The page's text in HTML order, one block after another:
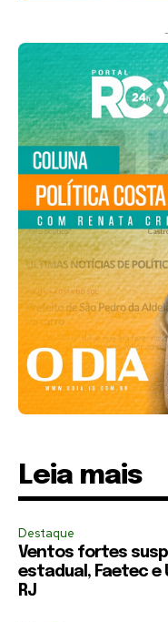
Leia mais
Destaque
Ventos fortes
estadual, Faetec e
RJ